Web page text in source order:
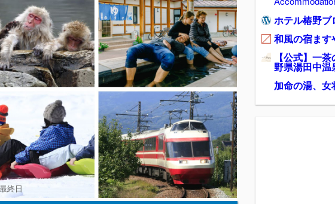
終日
ホテル椿野ブ
和風の宿ます
【公式】一
野県湯田中温
加命の湯、